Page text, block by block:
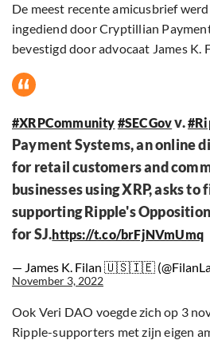
De meest recente amicusbrief
ingediend door Cryptillian
bevestigd door advocaat James K.
#XRPCommunity #SECGovv.
Payment Systems, an online
for retail customers and
businesses using XRP, asks
supporting Ripple's
for SJ.https://t.co/brFjNVmUmq
— James K. Filan 🇺🇸🇮🇪
November 3, 2022
Ook Veri DAO voegde zich op 3
Ripple-supporters met zijn eigen